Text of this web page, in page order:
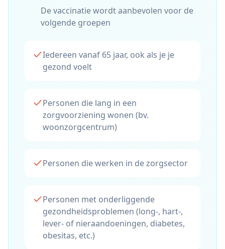
De vaccinatie wordt aanbevolen voor de
volgende groepen
Iedereen vanaf 65 jaar, ook als je je
gezond voelt
Personen die lang in een
zorgvoorziening wonen (bv.
woonzorgcentrum)
Personen die werken in de zorgsector
Personen met onderliggende
gezondheidsproblemen (long-, hart-,
lever- of nieraandoeningen, diabetes,
obesitas, etc.)